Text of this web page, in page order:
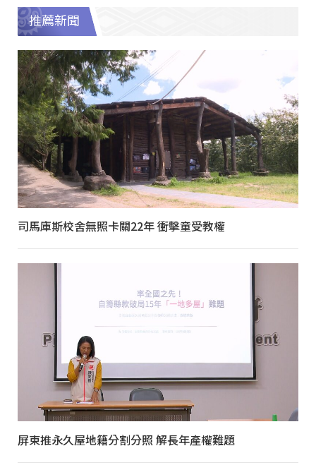
推薦新聞
司馬庫斯校舍無照卡關22年 衝擊童受教權
屏東推永久屋地籍分割分照 解長年產權難題